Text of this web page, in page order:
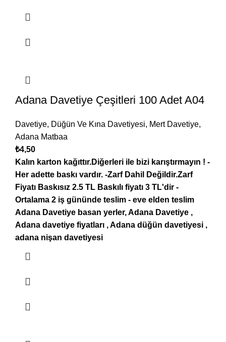
Adana Davetiye Çeşitleri 100 Adet A04
Davetiye, Düğün Ve Kına Davetiyesi, Mert Davetiye,
Adana Matbaa
₺4,50
Kalın karton kağıttır.Diğerleri ile bizi karıştırmayın ! -
Her adette baskı vardır. -Zarf Dahil Değildir.Zarf
Fiyatı Baskısız 2.5 TL Baskılı fiyatı 3 TL'dir -
Ortalama 2 iş gününde teslim - eve elden teslim
Adana Davetiye basan yerler, Adana Davetiye ,
Adana davetiye fiyatları , Adana düğün davetiyesi ,
adana nişan davetiyesi